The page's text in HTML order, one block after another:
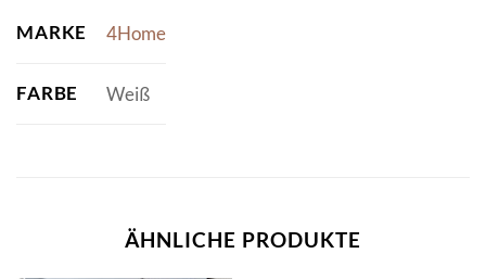
MARKE 4Home
FARBE Weiß
ÄHNLICHE PRODUKTE